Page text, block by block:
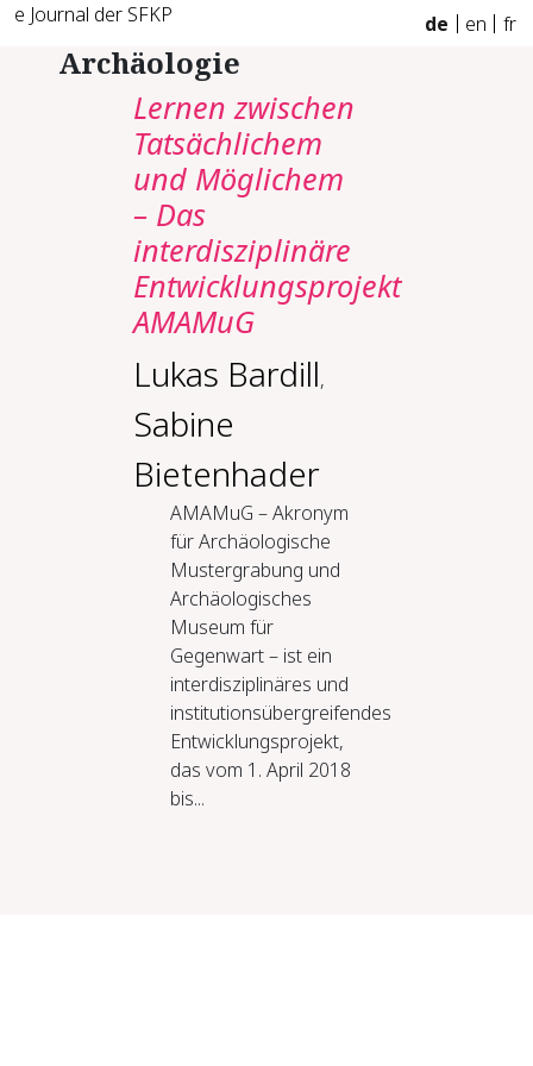
e Journal der SFKP de en fr
Archäologie
Lernen zwischen
Tatsächlichem
und Möglichem
– Das
interdisziplinäre
Entwicklungsprojekt
AMAMuG
Lukas Bardill,
Sabine
Bietenhader
AMAMuG – Akronym
für Archäologische
Mustergrabung und
Archäologisches
Museum für
Gegenwart – ist ein
interdisziplinäres und
institutionsübergreifendes
Entwicklungsprojekt,
das vom 1. April 2018
bis...